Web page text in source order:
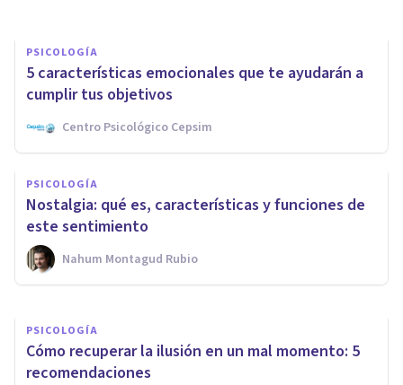
PSICOLOGÍA
5 características emocionales que te ayudarán a
cumplir tus objetivos
Centro Psicológico Cepsim
PSICOLOGÍA
Nostalgia: qué es, características y funciones de
este sentimiento
Nahum Montagud Rubio
Afrontar las fiestas en soledad:
¿cómo conseguirlo?
Therapyside
PSICOLOGÍA
Cómo recuperar la ilusión en un mal momento: 5
recomendaciones